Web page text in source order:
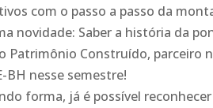
com o passo a passo da
novidade: Saber a história da
Patrimônio Construído, parceiro
BH nesse semestre!
forma, já é possível